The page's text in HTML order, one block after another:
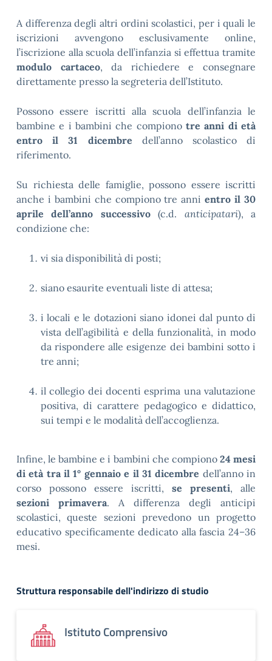
A differenza degli altri ordini scolastici, per i quali le
iscrizioni avvengono esclusivamente online,
l’iscrizione alla scuola dell’infanzia si effettua tramite
modulo cartaceo, da richiedere e consegnare
direttamente presso la segreteria dell’Istituto.
Possono essere iscritti alla scuola dell’infanzia le
bambine e i bambini che compiono tre anni di età
entro il 31 dicembre dell’anno scolastico di
riferimento.
Su richiesta delle famiglie, possono essere iscritti
anche i bambini che compiono tre annientro il 30
aprile dell’anno successivo(c.d. anticipatari), a
condizione che:
vi sia disponibilità di posti;
siano esaurite eventuali liste di attesa;
i locali e le dotazioni siano idonei dal punto di
vista dell’agibilità e della funzionalità, in modo
da rispondere alle esigenze dei bambini sotto i
tre anni;
il collegio dei docenti esprima una valutazione
positiva, di carattere pedagogico e didattico,
sui tempi e le modalità dell’accoglienza.
Infine, le bambine e i bambini che compiono 24 mesi
di età tra il 1° gennaio e il 31 dicembre dell’anno in
corso possono essere iscritti, se presenti, alle
sezioni primavera. A differenza degli anticipi
scolastici, queste sezioni prevedono un progetto
educativo specificamente dedicato alla fascia 24–36
mesi.
Struttura responsabile dell'indirizzo di studio
Istituto Comprensivo